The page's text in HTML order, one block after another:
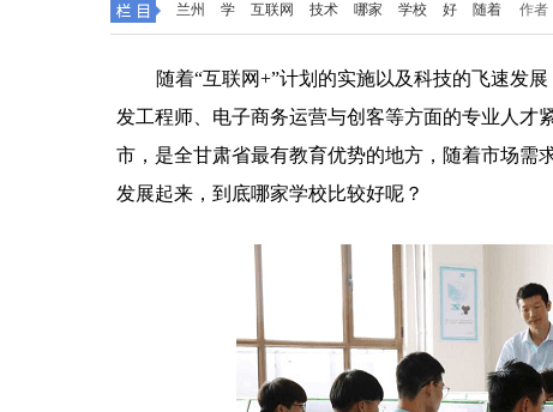
兰州 学 互联网 技术 哪家 学校 好 随着 作者
随着“互联网+”计划的实施以及科技的飞速发
发工程师、电子商务运营与创客等方面的专业人才
市，是全甘肃省最有教育优势的地方，随着市场需
发展起来，到底哪家学校比较好呢？